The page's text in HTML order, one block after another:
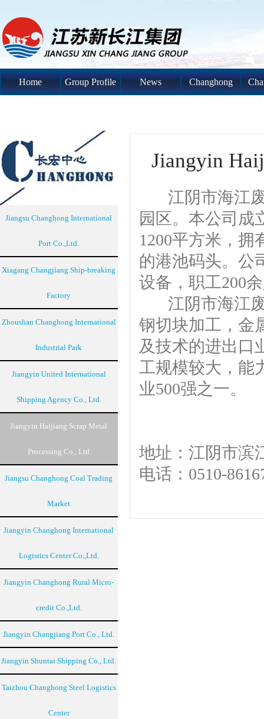
Home Group Profile News
Changhong
Jiangsu Changhong International
Port Co.,Ltd.
Xiagang Changjiang Ship-breaking
Factory
Zhoushan Changhong International
Industrial Park
Jiangyin United International
Shipping Agency Co., Ltd.
Jiangyin Haijiang Scrap Metal
Processing Co., Ltd
Jiangsu Changhong Coal Trading
Market
Jiangyin Changhong International
Logistics Center Co.,Ltd.
Jiangyin Changhong Rural Micro-
credit Co.,Ltd.
Jiangyin Changjiang Port Co., Ltd.
Jiangyin Shuntai Shipping Co., Ltd.
Taizhou Changhong Steel Logistics
Center
Jiangyin
江阴市海江废
园区。本公司成
1200平方米，拥
的港池码头。公
设备，职工200
江阴市海江废
钢切块加工，金
及技术的进出口
工规模较大，能
业500强之一。
地址：江阴市滨
电话：0510-